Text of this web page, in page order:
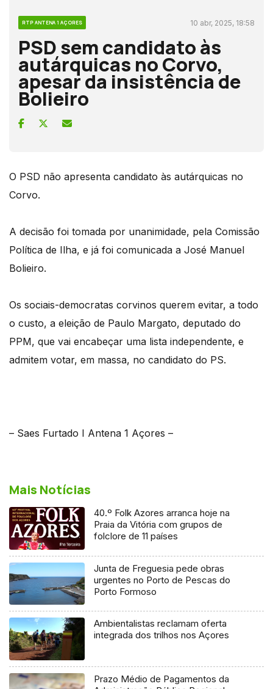
RTP ANTENA 1 AÇORES 10 abr, 2025, 18:58
PSD sem candidato às
autárquicas no Corvo,
apesar da insistência de
Bolieiro
O PSD não apresenta candidato às autárquicas no
Corvo.
A decisão foi tomada por unanimidade, pela Comissão
Política de Ilha, e já foi comunicada a José Manuel
Bolieiro.
Os sociais-democratas corvinos querem evitar, a todo
o custo, a eleição de Paulo Margato, deputado do
PPM, que vai encabeçar uma lista independente, e
admitem votar, em massa, no candidato do PS.
– Saes Furtado I Antena 1 Açores –
Mais Notícias
40.º Folk Azores arranca hoje na
Praia da Vitória com grupos de
folclore de 11 países
Junta de Freguesia pede obras
urgentes no Porto de Pescas do
Porto Formoso
Ambientalistas reclamam oferta
integrada dos trilhos nos Açores
Prazo Médio de Pagamentos da